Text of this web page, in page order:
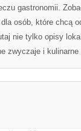
gastronomii.
osób, które chcą
nie tylko opisy
zwyczaje i